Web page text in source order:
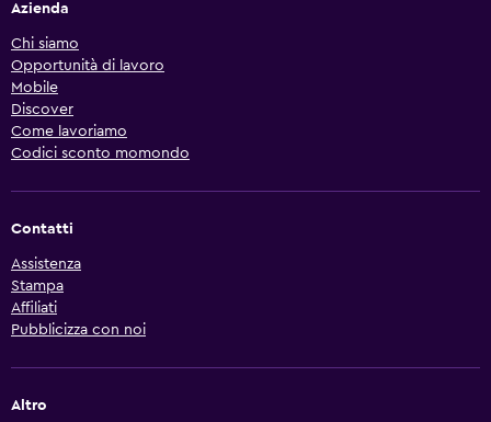
Azienda
Chi siamo
Opportunità di lavoro
Mobile
Discover
Come lavoriamo
Codici sconto momondo
Contatti
Assistenza
Stampa
Affiliati
Pubblicizza con noi
Altro